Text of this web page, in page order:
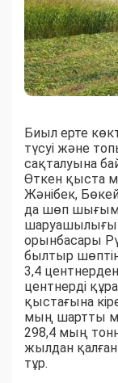
Биыл ерте
түсуі және
сақталуына
Өткен қыста
Жәнібек,
да шөп
орынбасары
былтыр шөптің
3,4
центнерді
қыстағына
мың шартты
298,4 мың
жылдан
тұр.